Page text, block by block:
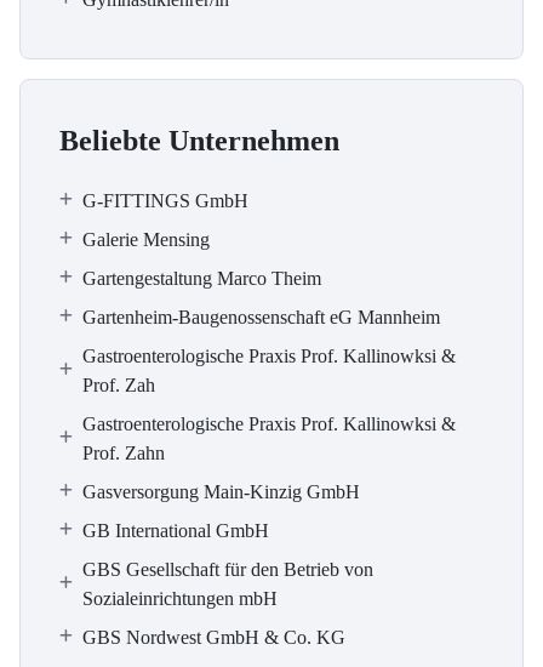
Beliebte Unternehmen
G-FITTINGS GmbH
Galerie Mensing
Gartengestaltung Marco Theim
Gartenheim-Baugenossenschaft eG Mannheim
Gastroenterologische Praxis Prof. Kallinowksi &
Prof. Zah
Gastroenterologische Praxis Prof. Kallinowksi &
Prof. Zahn
Gasversorgung Main-Kinzig GmbH
GB International GmbH
GBS Gesellschaft für den Betrieb von
Sozialeinrichtungen mbH
GBS Nordwest GmbH & Co. KG